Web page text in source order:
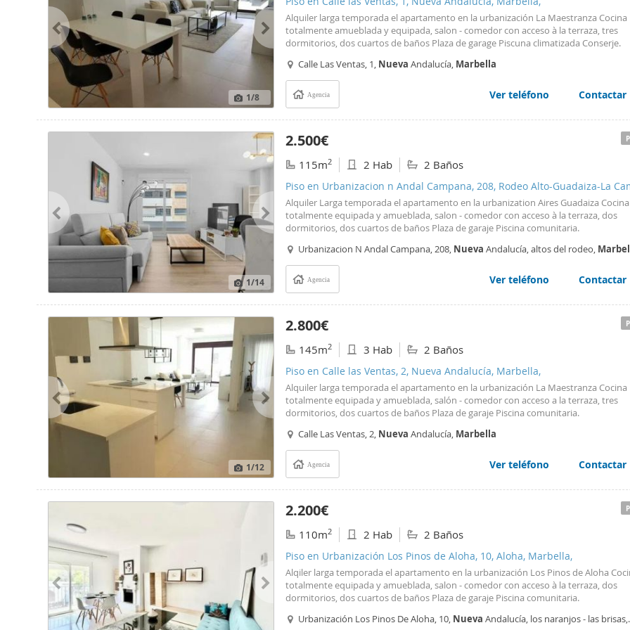
1/8
Alquiler larga temporada el apartamento en la urbanización La Maestranza Cocina
totalmente amueblada y equipada, salon - comedor con acceso à la terraza, tres
dormitorios, dos cuartos de baños Plaza de garage Piscuna climatizada Conserje.
Calle Las Ventas, 1, Nueva Andalucía, Marbella
Agencia Ver teléfono Contactar
1/14
2.500€
115m2 2 Hab 2 Baños
Piso en Urbanizacion n Andal Campana, 208, Rodeo Alto-Guadaiza-La
Marbella,
Alquiler Larga temporada el apartamento en la urbanization Aires Guadaiza Cocina
totalmente equipada y amueblada, salon - comedor con acceso à la terraza, dos
dormitorios, dos cuartos de baños Plaza de garaje Piscina comunitaria.
Urbanizacion N Andal Campana, 208, Nueva Andalucía, altos del rodeo,
Agencia Ver teléfono Contactar
1/12
2.800€
145m2 3 Hab 2 Baños
Piso en Calle las Ventas, 2, Nueva Andalucía, Marbella,
Alquiler larga temporada el apartamento en la urbanización La Maestranza Cocina
totalmente equipada y amueblada, salón - comedor con acceso a la terraza, tres
dormitorios, dos cuartos de baños Plaza de garaje Piscina comunitaria.
Calle Las Ventas, 2, Nueva Andalucía, Marbella
Agencia Ver teléfono Contactar
2.200€
110m2 2 Hab 2 Baños
Piso en Urbanización Los Pinos de Aloha, 10, Aloha, Marbella,
Alqiler larga temporada el apartamento en la urbanización Los Pinos de Aloha
totalmente equipada y amueblada, salon - comedor con acceso à la terraza, dos
dormitorios, dos cuartos de baños Plaza de garaje Piscina comunitaria.
Urbanización Los Pinos De Aloha, 10, Nueva Andalucía, los naranjos - las brisas,